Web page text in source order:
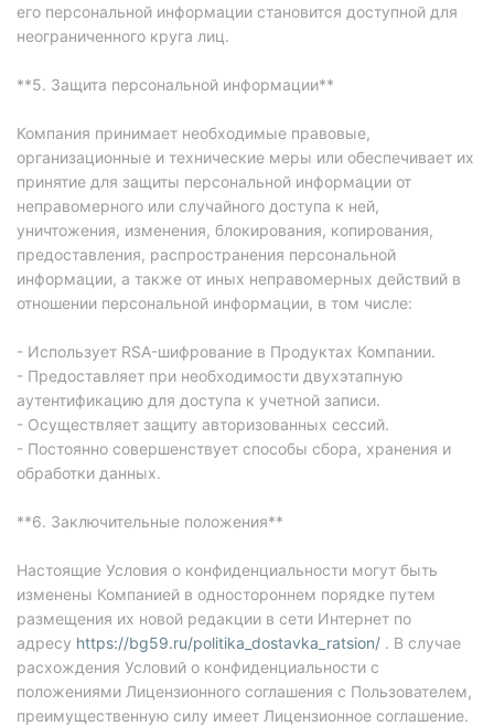
его персональной информации становится доступной для
неограниченного круга лиц.
**5. Защита персональной информации**
Компания принимает необходимые правовые,
организационные и технические меры или обеспечивает их
принятие для защиты персональной информации от
неправомерного или случайного доступа к ней,
уничтожения, изменения, блокирования, копирования,
предоставления, распространения персональной
информации, а также от иных неправомерных действий в
отношении персональной информации, в том числе:
- Использует RSA-шифрование в Продуктах Компании.
- Предоставляет при необходимости двухэтапную
аутентификацию для доступа к учетной записи.
- Осуществляет защиту авторизованных сессий.
- Постоянно совершенствует способы сбора, хранения и
обработки данных.
**6. Заключительные положения**
Настоящие Условия о конфиденциальности могут быть
изменены Компанией в одностороннем порядке путем
размещения их новой редакции в сети Интернет по
адресу https://bg59.ru/politika_dostavka_ratsion/ . В случае
расхождения Условий о конфиденциальности с
положениями Лицензионного соглашения с Пользователем,
преимущественную силу имеет Лицензионное соглашение.